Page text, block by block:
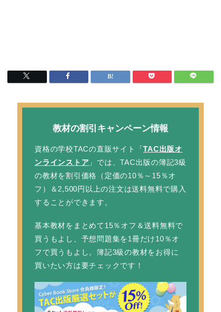
教材の割引キャンペーン情報
資格の学校TACの直販サイト「TAC出版オ
ンラインストア 」では、TAC出版の簿記3級
の教材を割引価格
（定価の10％～15％オ
フ）＆2,500円以上の注文は送料無料で購入
することができます。
基本教材をまとめて15％オフ＆送料無料で
買うもよし、予想問題集を1冊だけ10％オ
フで買うもよし。簿記3級の教材をお得に
買いたい方は要チェックです！